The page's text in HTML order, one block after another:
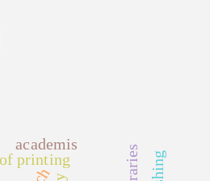
printing
academis